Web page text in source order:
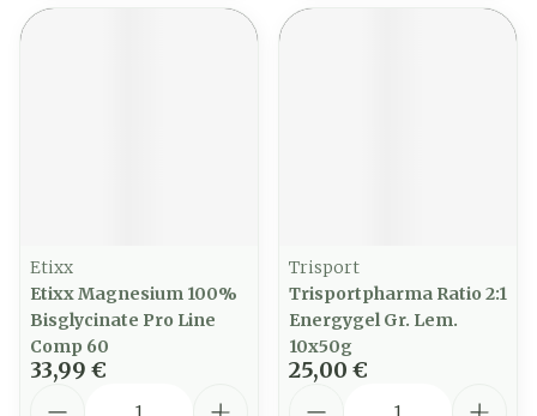
Etixx
Etixx Magnesium 100%
Bisglycinate Pro Line
Comp 60
33,99 €
Trisport
Trisportpharma Ratio 2:1
Energygel Gr. Lem.
10x50g
25,00 €